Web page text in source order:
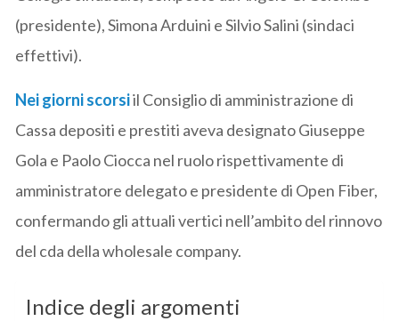
(presidente), Simona Arduini e Silvio Salini (sindaci
effettivi).
Nei giorni scorsiil Consiglio di amministrazione di
Cassa depositi e prestiti aveva designato Giuseppe
Gola e Paolo Ciocca nel ruolo rispettivamente di
amministratore delegato e presidente di Open Fiber,
confermando gli attuali vertici nell’ambito del rinnovo
del cda della wholesale company.
Indice degli argomenti